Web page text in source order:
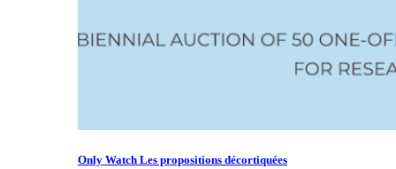
Only Watch Les propositions décortiquées